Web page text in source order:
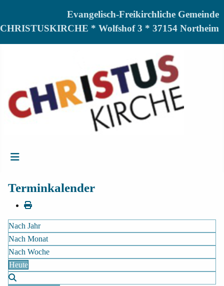
Evangelisch-Freikirchliche Gemeinde
CHRISTUSKIRCHE * Wolfshof 3 * 37154 Northeim
Terminkalender
Nach Jahr
Nach Monat
Nach Woche
Heute